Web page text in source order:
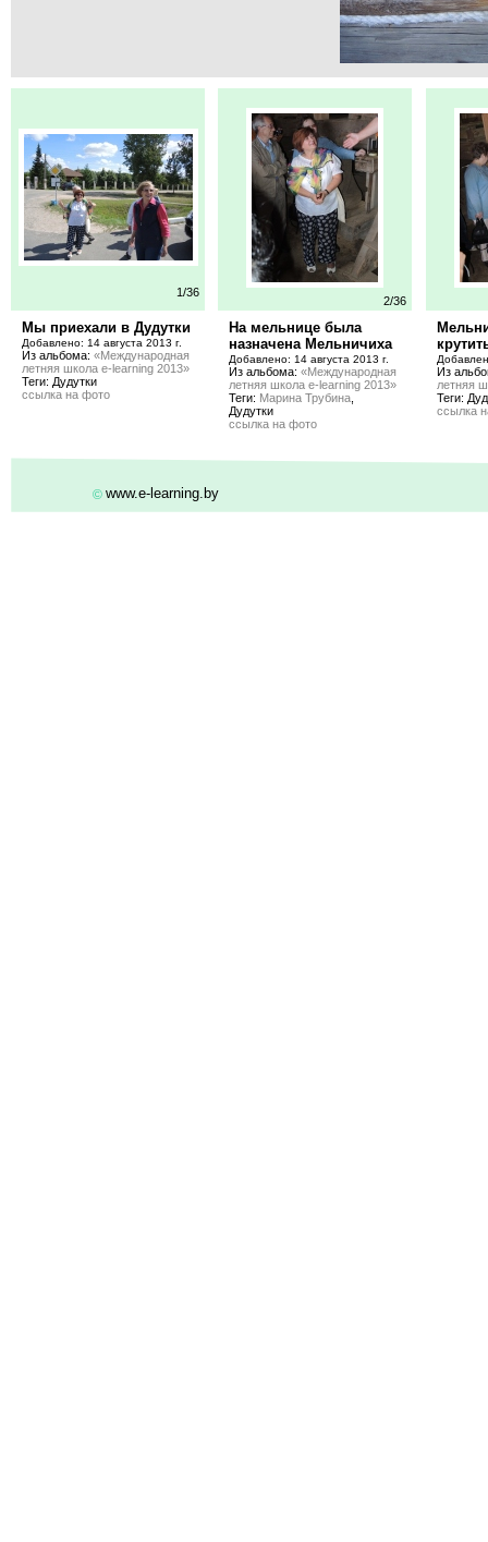
1/36
2/36
Мы приехали в Дудутки
Добавлено: 14 августа 2013 г.
Из альбома: «Международная
летняя школа e-learning 2013»
Теги: Дудутки
ссылка на фото
На мельнице была
назначена Мельничиха
Добавлено: 14 августа 2013 г.
Из альбома: «Международная
летняя школа e-learning 2013»
Теги: Марина Трубина
Дудутки
ссылка на фото
Из
летняя
Теги:
ссылка
© www.e-learning.by